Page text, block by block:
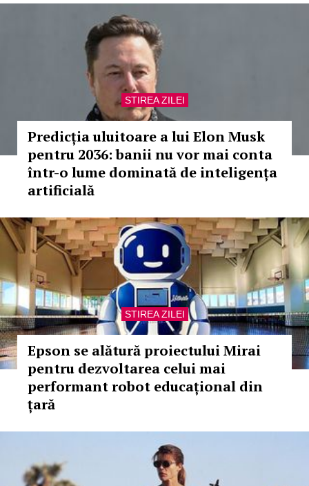
STIREA ZILEI
Predicția uluitoare a lui Elon Musk
pentru 2036: banii nu vor mai conta
într-o lume dominată de inteligența
artificială
STIREA ZILEI
Epson se alătură proiectului Mirai
pentru dezvoltarea celui mai
performant robot educațional din
țară